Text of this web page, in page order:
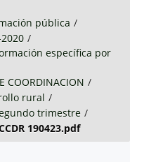
pública /
/
específica por
COORDINACION /
rural /
trimestre /
190423.pdf